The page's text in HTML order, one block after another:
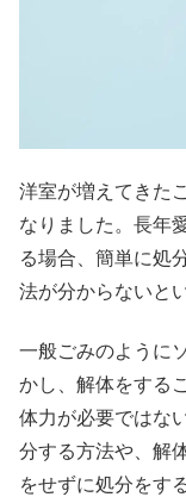
洋室が増えてきた
なりました。長年
る場合、簡単に処
法が分からないと
一般ごみのように
かし、解体をする
体力が必要ではな
分する方法や、解
をせずに処分をす